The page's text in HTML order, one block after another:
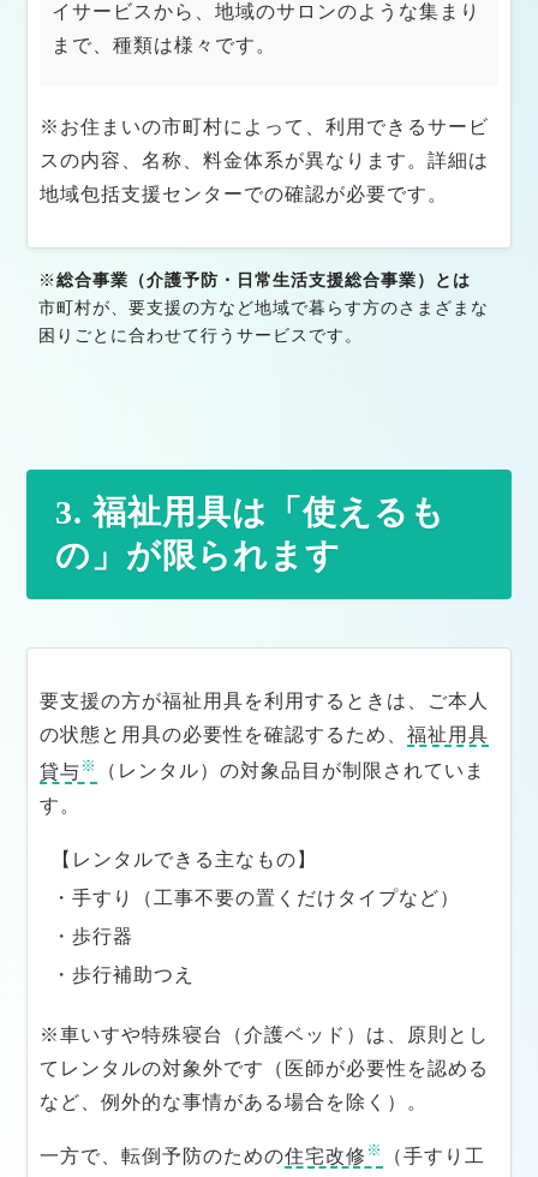
イサービスから、地域のサロンのような集まり
まで、種類は様々です。
※お住まいの市町村によって、利用できるサービ
スの内容、名称、料金体系が異なります。詳細は
地域包括支援センターでの確認が必要です。
※ 総合事業（介護予防・日常生活支援総合事業）とは
市町村が、要支援の方など地域で暮らす方のさまざまな
困りごとに合わせて行うサービスです。
3. 福祉用具は「使えるも
の」が限られます
要支援の方が福祉用具を利用するときは、ご本人
の状態と用具の必要性を確認するため、 福祉用具
貸与 ※
（レンタル）の対象品目が制限されていま
す。
【レンタルできる主なもの】
・手すり（工事不要の置くだけタイプなど）
・歩行器
・歩行補助つえ
※車いすや特殊寝台（介護ベッド）は、原則とし
てレンタルの対象外です（医師が必要性を認める
など、例外的な事情がある場合を除く）。
一方で、転倒予防のための住宅改修 ※
（手すり工